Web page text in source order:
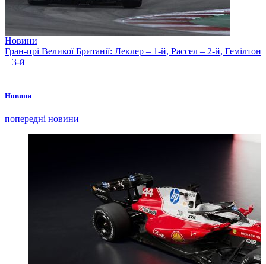
Новини
Гран-прі Великої Британії: Леклер – 1-й, Рассел – 2-й, Гемілтон
– 3-й
Новини
попередні новини